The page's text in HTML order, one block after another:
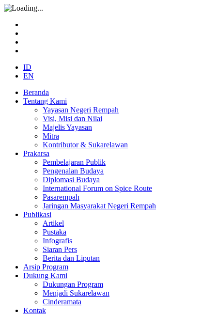
ID
EN
Beranda
Tentang Kami
Yayasan Negeri Rempah
Visi, Misi dan Nilai
Majelis Yayasan
Mitra
Kontributor & Sukarelawan
Prakarsa
Pembelajaran Publik
Pengenalan Budaya
Diplomasi Budaya
International Forum on Spice Route
Pasarempah
Jaringan Masyarakat Negeri Rempah
Publikasi
Artikel
Pustaka
Infografis
Siaran Pers
Berita dan Liputan
Arsip Program
Dukung Kami
Dukungan Program
Menjadi Sukarelawan
Cinderamata
Kontak